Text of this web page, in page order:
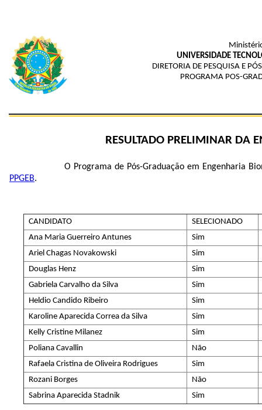
UNIVERSIDADE
DIRETORIA DE PESQUISA E
PROGRAMA POS-
RESULTADO PRELIMINAR DA
O Programa de Pós-Graduação em Engenharia
PPGEB.
CANDIDATO
SELECIONADO
Ana Maria Guerreiro Antunes
Sim
Ariel Chagas Novakowski
Sim
Douglas Henz
Sim
Gabriela Carvalho da Silva
Sim
Heldio Candido Ribeiro
Sim
Karoline Aparecida Correa da Silva
Sim
Kelly Cristine Milanez
Sim
Poliana Cavallin
Não
Rafaela Cristina de Oliveira Rodrigues
Sim
Rozani Borges
Não
Sabrina Aparecida Stadnik
Sim